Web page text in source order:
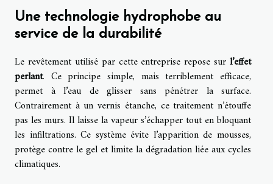
Une technologie hydrophobe au
service de la durabilité
Le revêtement utilisé par cette entreprise repose sur l’effet
perlant. Ce principe simple, mais terriblement efficace,
permet à l’eau de glisser sans pénétrer la surface.
Contrairement à un vernis étanche, ce traitement n’étouffe
pas les murs. Il laisse la vapeur s’échapper tout en bloquant
les infiltrations. Ce système évite l’apparition de mousses,
protège contre le gel et limite la dégradation liée aux cycles
climatiques.